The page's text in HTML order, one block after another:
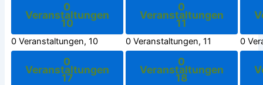
0
Veranstaltungen
10
0 Veranstaltungen, 10
0
Veranstaltungen
11
0 Veranstaltungen, 11 0
0
Veranstaltungen
17
0
Veranstaltungen
18